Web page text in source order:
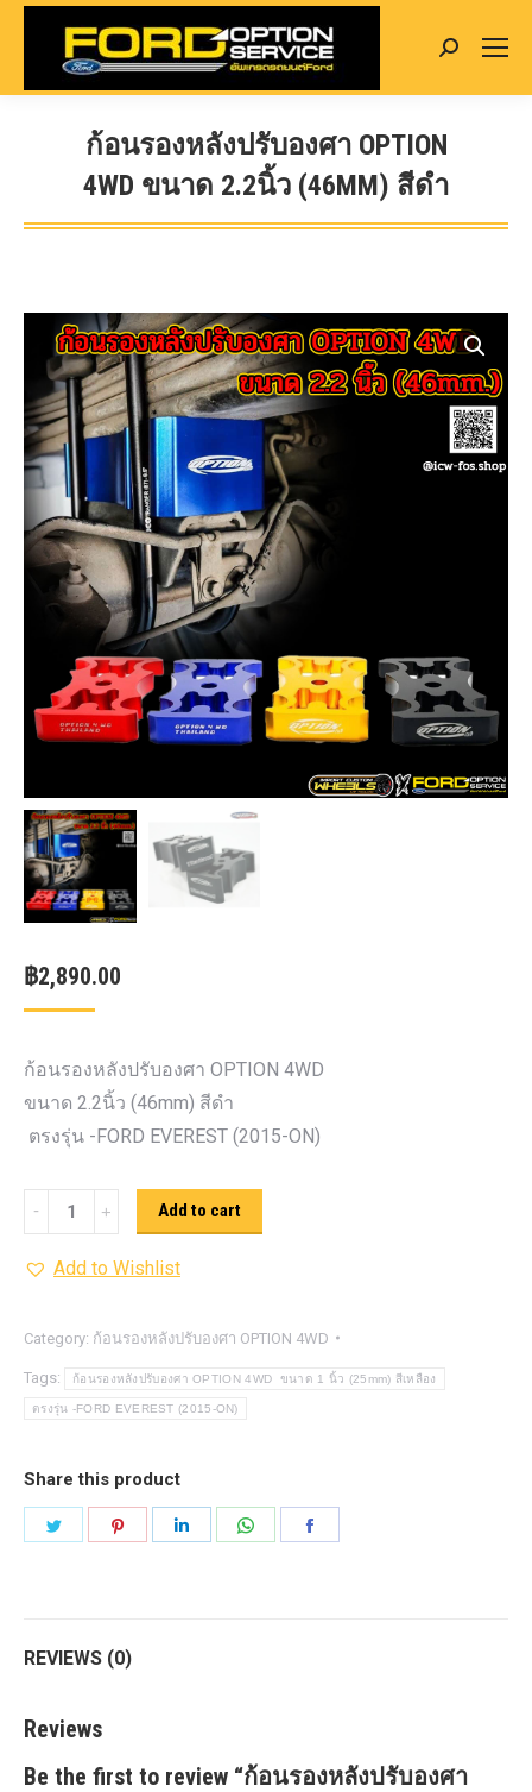
Search:
ก้อนรองหลังปรับองศา OPTION
4WD ขนาด 2.2นิ้ว (46MM) สีดำ
You are here:
฿2,890.00
ก้อนรองหลังปรับองศา OPTION 4WD
ขนาด 2.2นิ้ว (46mm) สีดำ
ตรงรุ่น -FORD EVEREST (2015-ON)
รอง
หลัง
องศา
OPTION
4WD ขนาด
(46mm)
สีดำ
quantity
Add to cart
Add to Wishlist
Category: ก้อนรองหลังปรับองศา OPTION 4WD
Tags: ก้อนรองหลังปรับองศา OPTION 4WD ขนาด 1 นิ้ว (25mm) สีเหลือง
ตรงรุ่น -FORD EVEREST (2015-ON)
Share this product
REVIEWS (0)
Reviews
Be the first to review “ก้อนรองหลังปรับองศา